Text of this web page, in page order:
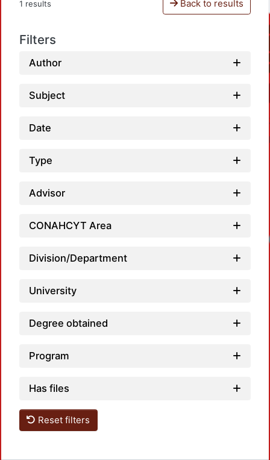
1 results Back to results
Filters
Author
Subject
Date
Type
Advisor
CONAHCYT Area
Division/Department
University
Degree obtained
Program
Has files
Reset filters